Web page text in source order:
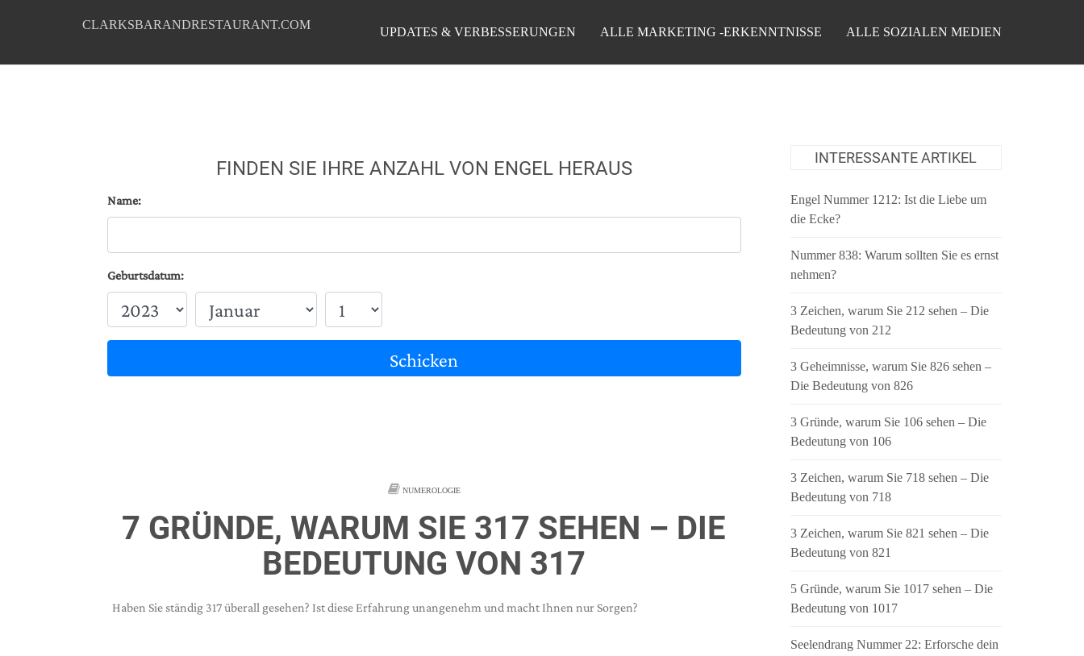
CLARKSBARANDRESTAURANT.COM
UPDATES & VERBESSERUNGEN ALLE MARKETING -ERKENNTNISSE ALLE SOZIALEN MEDIEN
FINDEN SIE IHRE ANZAHL VON ENGEL HERAUS
Name:
Geburtsdatum:
Schicken
NUMEROLOGIE
7 GRÜNDE, WARUM SIE 317 SEHEN – DIE
BEDEUTUNG VON 317
Haben Sie ständig 317 überall gesehen? Ist diese Erfahrung unangenehm und macht Ihnen nur Sorgen?
INTERESSANTE ARTIKEL
Engel Nummer 1212: Ist die Liebe um
die Ecke?
Nummer 838: Warum sollten Sie es ernst
nehmen?
3 Zeichen, warum Sie 212 sehen – Die
Bedeutung von 212
3 Geheimnisse, warum Sie 826 sehen –
Die Bedeutung von 826
3 Gründe, warum Sie 106 sehen – Die
Bedeutung von 106
3 Zeichen, warum Sie 718 sehen – Die
Bedeutung von 718
3 Zeichen, warum Sie 821 sehen – Die
Bedeutung von 821
5 Gründe, warum Sie 1017 sehen – Die
Bedeutung von 1017
Seelendrang Nummer 22: Erforsche dein